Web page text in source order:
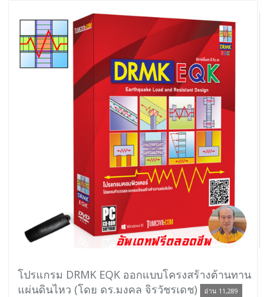
โปรแกรม DRMK EQK ออกแบบโครงสร้างต้านทาน
แผ่นดินไหว (โดย ดร.มงคล จิรวัชรเดช)
อ่าน 11,289